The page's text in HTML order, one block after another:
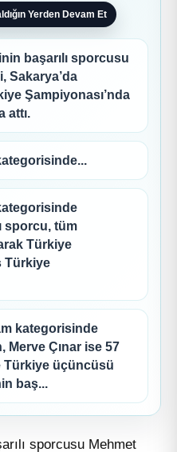
Yerden Devam Et
başarılı sporcusu
Sakarya’da
Şampiyonası’nda
attı.
sporcu, tüm
Türkiye
Türkiye
kategorisinde
Çınar ise 57
Türkiye üçüncüsü
baş...
sporcusu Mehmet